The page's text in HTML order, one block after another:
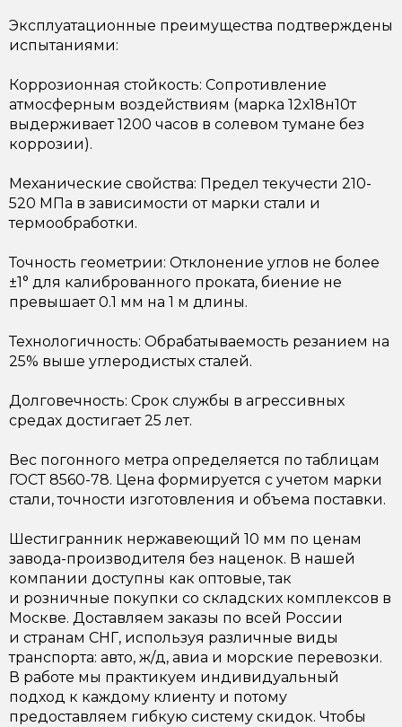
Эксплуатационные преимущества подтверждены
испытаниями:
Коррозионная стойкость: Сопротивление
атмосферным воздействиям (марка 12х18н10т
выдерживает 1200 часов в солевом тумане без
коррозии).
Механические свойства: Предел текучести 210-
520 МПа в зависимости от марки стали и
термообработки.
Точность геометрии: Отклонение углов не более
±1° для калиброванного проката, биение не
превышает 0.1 мм на 1 м длины.
Технологичность: Обрабатываемость резанием на
25% выше углеродистых сталей.
Долговечность: Срок службы в агрессивных
средах достигает 25 лет.
Вес погонного метра определяется по таблицам
ГОСТ 8560-78. Цена формируется с учетом марки
стали, точности изготовления и объема поставки.
Шестигранник нержавеющий 10 мм по ценам
завода-производителя без наценок. В нашей
компании доступны как оптовые, так
и розничные покупки со складских комплексов в
Москве. Доставляем заказы по всей России
и странам СНГ, используя различные виды
транспорта: авто, ж/д, авиа и морские перевозки.
В работе мы практикуем индивидуальный
подход к каждому клиенту и потому
предоставляем гибкую систему скидок. Чтобы